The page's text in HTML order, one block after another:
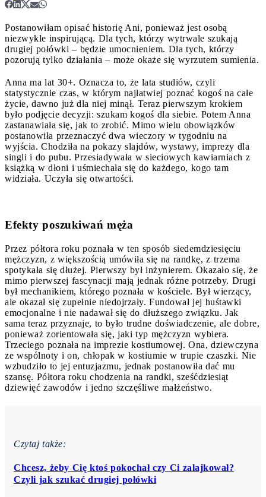
Postanowiłam opisać historię Ani, ponieważ jest osobą
niezwykle inspirującą. Dla tych, którzy wytrwale szukają
drugiej połówki – będzie umocnieniem. Dla tych, którzy
pozorują tylko działania – może okaże się wyrzutem sumienia.
Anna ma lat 30+. Oznacza to, że lata studiów, czyli
statystycznie czas, w którym najłatwiej poznać kogoś na całe
życie, dawno już dla niej minął. Teraz pierwszym krokiem
było podjęcie decyzji: szukam kogoś dla siebie. Potem Anna
zastanawiała się, jak to zrobić. Mimo wielu obowiązków
postanowiła przeznaczyć dwa wieczory w tygodniu na
wyjścia. Chodziła na pokazy slajdów, wystawy, imprezy dla
singli i do pubu. Przesiadywała w sieciowych kawiarniach z
książką w dłoni i uśmiechała się do każdego, kogo tam
widziała. Uczyła się otwartości.
Efekty poszukiwań męża
Przez półtora roku poznała w ten sposób siedemdziesięciu
mężczyzn, z większością umówiła się na randkę, z trzema
spotykała się dłużej. Pierwszy był inżynierem. Okazało się, że
mimo pierwszej fascynacji mają jednak różne potrzeby. Drugi
był mechanikiem, którego poznała w kościele. Był wierzący,
ale okazał się zupełnie niedojrzały. Fundował jej huśtawki
emocjonalne i nie nadawał się do dłuższego związku. Jak
sama teraz przyznaje, to było trudne doświadczenie, ale dobre,
ponieważ zorientowała się, jaki typ mężczyzn wybiera.
Trzeciego poznała na imprezie kostiumowej. Ona, dziewczyna
ze wspólnoty i on, chłopak w kostiumie w trupie czaszki. Nie
wzbudziło to jej entuzjazmu, jednak postanowiła dać mu
szansę. Półtora roku chodzenia na randki, sześćdziesiąt
dziewięć zawodów i jedno szczęśliwe małżeństwo.
Czytaj także:
Chcesz, żeby Cię ktoś pokochał czy Ci zalajkował?
Czyli jak szukać drugiej połówki